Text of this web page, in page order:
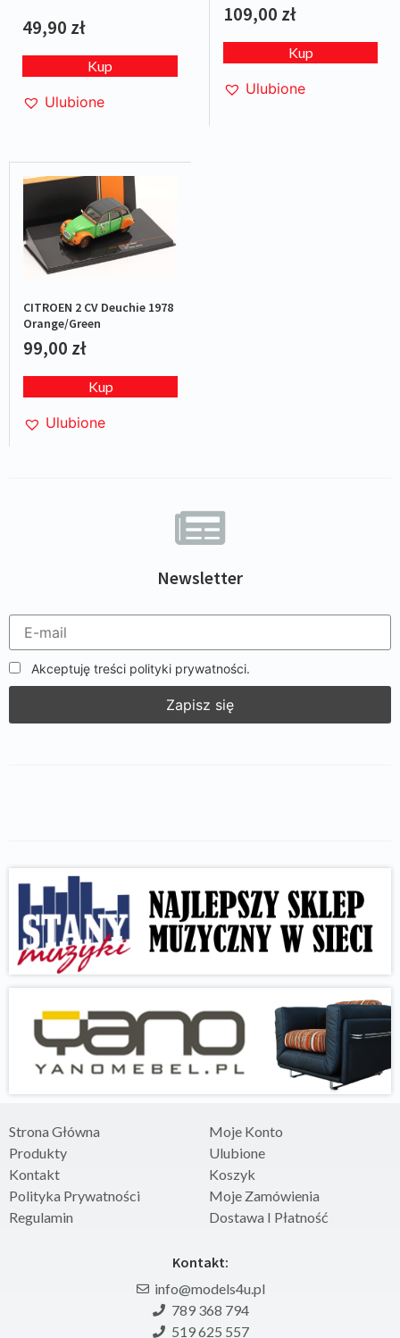
Newsletter
Akceptuję treści polityki prywatności.
49,90 zł
Kup
Ulubione
109,00 zł
Kup
Ulubione
CITROEN 2 CV Deuchie 1978
Orange/Green
99,00 zł
Kup
Ulubione
Strona Główna
Produkty
Kontakt
Polityka Prywatności
Regulamin
Moje Konto
Ulubione
Koszyk
Moje Zamówienia
Dostawa I Płatność
Kontakt:
info@models4u.pl
789 368 794
519 625 557